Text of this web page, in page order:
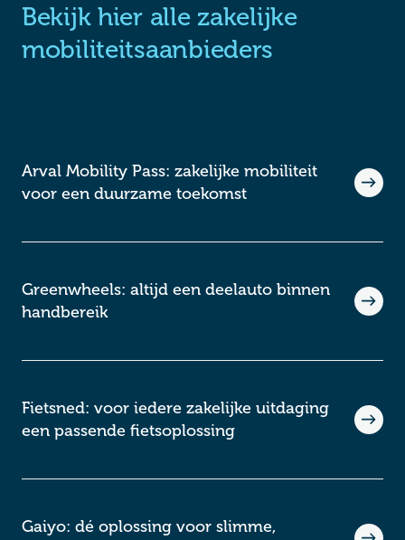
Bekijk hier alle zakelijke
mobiliteitsaanbieders
Arval Mobility Pass: zakelijke mobiliteit
voor een duurzame toekomst
Greenwheels: altijd een deelauto binnen
handbereik
Fietsned: voor iedere zakelijke uitdaging
een passende fietsoplossing
Gaiyo: dé oplossing voor slimme,